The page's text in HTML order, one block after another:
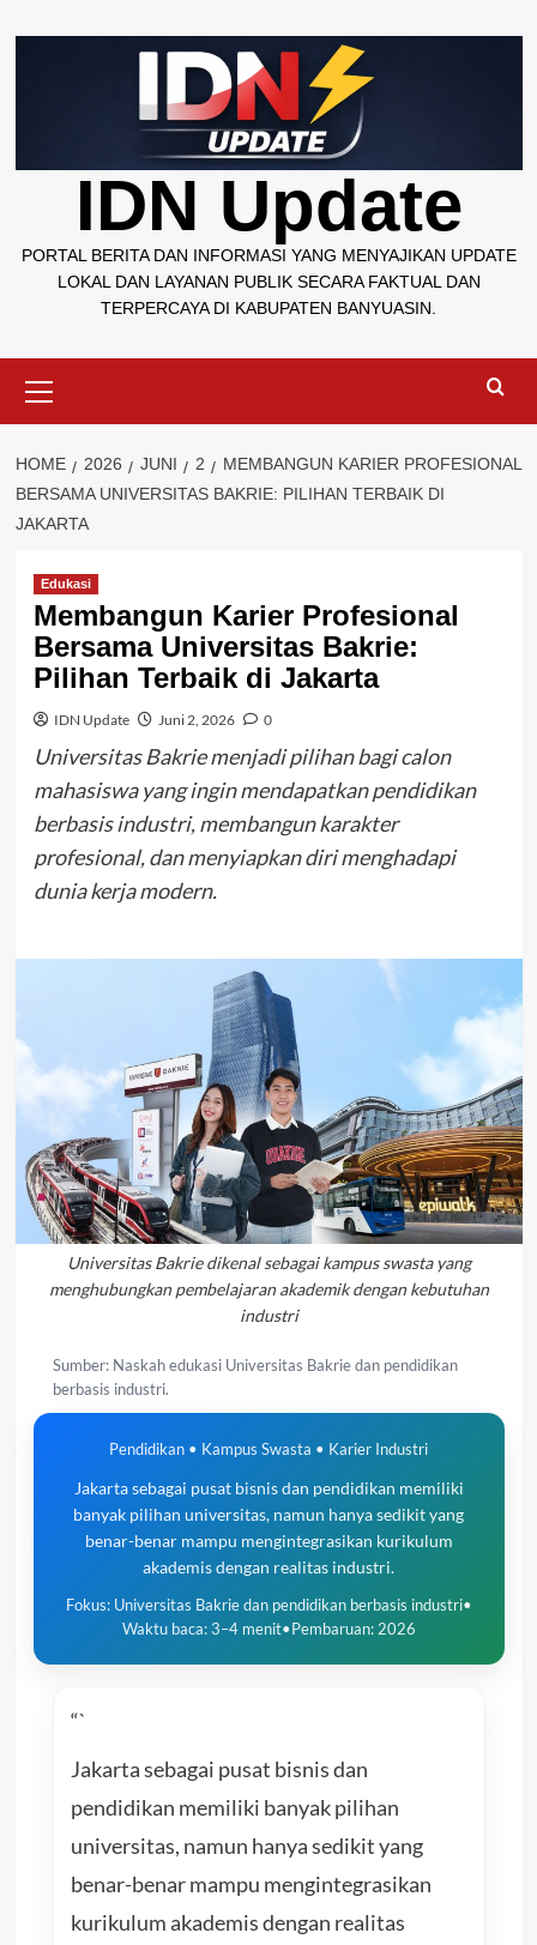
to
IDN Update
PORTAL BERITA DAN INFORMASI YANG MENYAJIKAN UPDATE
LOKAL DAN LAYANAN PUBLIK SECARA FAKTUAL DAN
TERPERCAYA DI KABUPATEN BANYUASIN.
Menu
HOME 2026 JUNI 2
MEMBANGUN KARIER PROFESIONAL
BERSAMA UNIVERSITAS BAKRIE: PILIHAN TERBAIK DI
JAKARTA
Edukasi
Membangun Karier Profesional
Bersama Universitas Bakrie:
Pilihan Terbaik di Jakarta
IDN Update Juni 2, 2026 0
Universitas Bakrie menjadi pilihan bagi calon
mahasiswa yang ingin mendapatkan pendidikan
berbasis industri, membangun karakter
profesional, dan menyiapkan diri menghadapi
dunia kerja modern.
Universitas Bakrie dikenal sebagai kampus swasta yang
menghubungkan pembelajaran akademik dengan kebutuhan
industri
Sumber: Naskah edukasi Universitas Bakrie dan pendidikan
berbasis industri.
Pendidikan • Kampus Swasta • Karier Industri
Jakarta sebagai pusat bisnis dan pendidikan memiliki
banyak pilihan universitas, namun hanya sedikit yang
benar-benar mampu mengintegrasikan kurikulum
akademis dengan realitas industri.
Fokus: Universitas Bakrie dan pendidikan berbasis industri•
Waktu baca: 3–4 menit•Pembaruan: 2026
“`
Jakarta sebagai pusat bisnis dan
pendidikan memiliki banyak pilihan
universitas, namun hanya sedikit yang
benar-benar mampu mengintegrasikan
kurikulum akademis dengan realitas